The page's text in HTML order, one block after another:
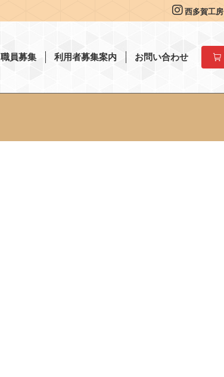
西多賀工房
職員募集 利用者募集案内 お問い合わせ